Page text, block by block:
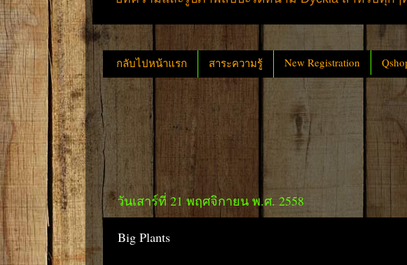
กลับไปหน้าแรก สาระความรู้ New Registration
วันเสาร์ที่ 21 พฤศจิกายน พ.ศ. 2558
Big Plants